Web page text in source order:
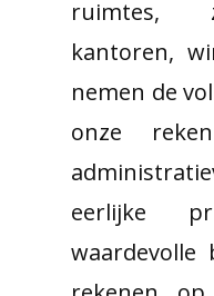
ruimtes,
kantoren,
nemen de
onze
eerlijke